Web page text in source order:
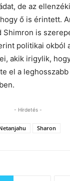
de az
ő is érintett.
Shimron is
politikai okból
akik irigylik,
el a leghosszabb
- Hirdetés -
Sharon